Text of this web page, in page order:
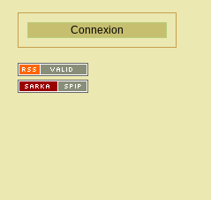
Connexion